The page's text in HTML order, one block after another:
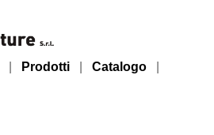
| Prodotti | Catalogo |